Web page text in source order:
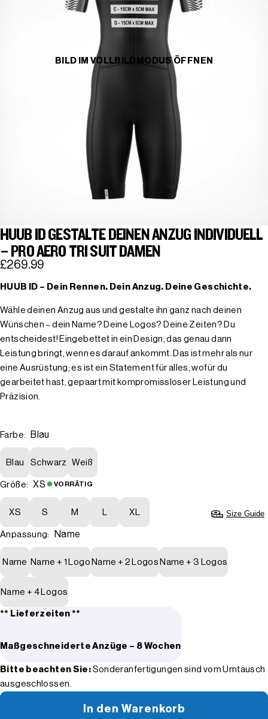
HUUB ID GESTALTE DEINEN ANZUG INDIVIDUELL
– PRO AERO TRI SUIT DAMEN
£269.99
HUUB ID – Dein Rennen. Dein Anzug. Deine Geschichte.
Wähle deinen Anzug aus und gestalte ihn ganz nach deinen
Wünschen – dein Name? Deine Logos? Deine Zeiten? Du
entscheidest! Eingebettet in ein Design, das genau dann
Leistung bringt, wenn es darauf ankommt. Das ist mehr als nur
eine Ausrüstung; es ist ein Statement für alles, wofür du
gearbeitet hast, gepaart mit kompromissloser Leistung und
Präzision.
Farbe: Blau
Blau Schwarz Weiß
Größe: XS VORRÄTIG
XS S M XL Size Guide
Anpassung: Name
Name Name + 1 Logo Name + 2 Logos Name + 3 Logos
Name + 4 Logos
** Lieferzeiten **
Maßgeschneiderte Anzüge – 8 Wochen
Bitte beachten Sie: Sonderanfertigungen sind vom Umtausch
ausgeschlossen.
In den Warenkorb